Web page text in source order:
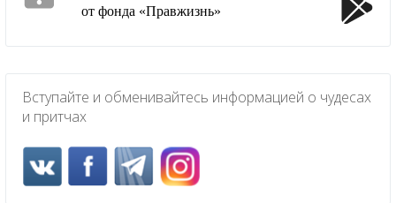
от фонда «Правжизнь»
Вступайте и обменивайтесь информацией о чудесах
и притчах